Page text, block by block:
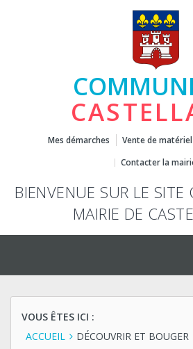
Mes démarches Vente de matériel
Contacter la
BIENVENUE SUR LE SITE
MAIRIE DE
VOUS ÊTES ICI :
ACCUEIL
DÉCOUVRIR ET BOUGER